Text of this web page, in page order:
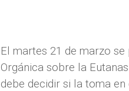
El martes 21 de marzo
Orgánica sobre la
debe decidir si la toma